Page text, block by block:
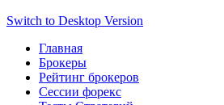
Switch to Desktop Version
Главная
Брокеры
Рейтинг брокеров
Сессии форекс